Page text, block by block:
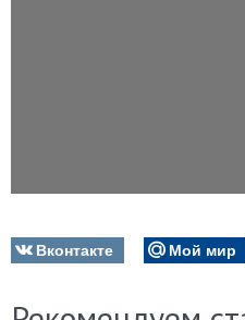
Вконтакте Мой мир